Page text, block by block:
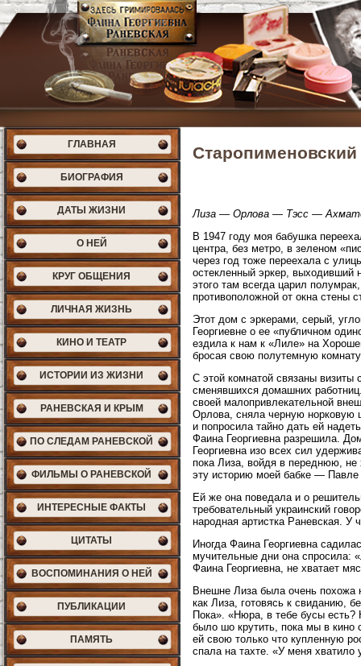
ГЛАВНАЯ
БИОГРАФИЯ
ДАТЫ ЖИЗНИ
О НЕЙ
КРУГ ОБЩЕНИЯ
ЛИЧНАЯ ЖИЗНЬ
КИНО И ТЕАТР
ИСТОРИИ ИЗ ЖИЗНИ
РАНЕВСКАЯ И КРЫМ
ПО СЛЕДАМ РАНЕВСКОЙ
ФИЛЬМЫ О РАНЕВСКОЙ
ИНТЕРЕСНЫЕ ФАКТЫ
ЦИТАТЫ
ВОСПОМИНАНИЯ О НЕЙ
ПУБЛИКАЦИИ
ПАМЯТЬ
Лиза — Орлова — Тэсс —
В 1947 году моя бабушка
центра, без метро, в зеленом
через год тоже переехала с
остекленный эркер, выходивший
этого там всегда царил
противоположной от окна стены
Этот дом с эркерами, серый,
Георгиевне о ее «публичном
ездила к нам к «Лиле» на
бросая свою полутемную
С этой комнатой связаны
сменявшихся домашних
своей малопривлекательной
Орлова, сняла черную норковую
и попросила тайно дать ей
Фаина Георгиевна разрешила.
Георгиевна изо всех сил
пока Лиза, войдя в переднюю,
эту историю моей бабке — Павле
Ей же она поведала и о
требовательный украинский
народная артистка Раневская.
Иногда Фаина Георгиевна
мучительные дни она спросила:
Фаина Георгиевна, не хватает
Внешне Лиза была очень похожа
как Лиза, готовясь к свиданию,
Пока». «Нюра, в тебе бусы
было шо крутить, пока мы в кино
ей свою только что купленную
спала на тахте. «У меня